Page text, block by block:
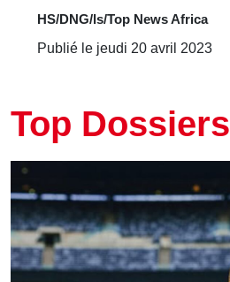
HS/DNG/ls/Top News Africa
Publié le jeudi 20 avril 2023
Top Dossiers